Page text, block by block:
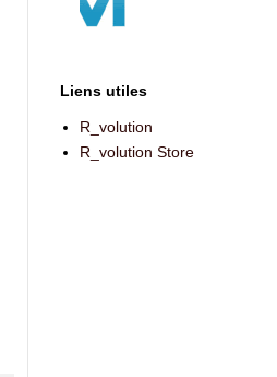
Liens utiles
R_volution
R_volution Store